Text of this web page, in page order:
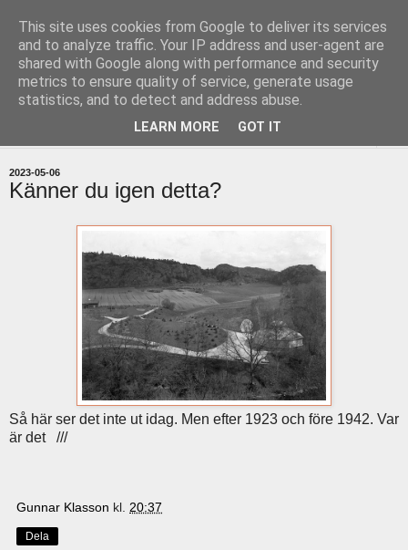
uddevallabloggen.se
med stort och smått från Uddevallas horisont
2023-05-06
Känner du igen detta?
Så här ser det inte ut idag. Men efter 1923 och före 1942. Var
är det ///
Gunnar Klasson kl. 20:37
Dela
This site uses cookies from Google to deliver its services
and to analyze traffic. Your IP address and user-agent are
shared with Google along with performance and security
metrics to ensure quality of service, generate usage
statistics, and to detect and address abuse.
LEARN MORE GOT IT